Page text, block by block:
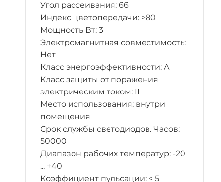
Угол рассеивания: 66
Индекс цветопередачи: >80
Мощность Вт: 3
Электромагнитная совместимость:
Нет
Класс энергоэффективности: A
Класс защиты от поражения
электрическим током: II
Место использования: внутри
помещения
Срок службы светодиодов. Часов:
50000
Диапазон рабочих температур: -20
... +40
Коэффициент пульсации: < 5